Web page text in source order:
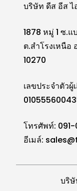
บริษัท ดีส อีส ไ
1878 หมู่ 1 ซ.
ต.สำโรงเหนือ
10270
เลขประจำตัวผู้
โทรศัพท์:
อีเมล์:
บริ